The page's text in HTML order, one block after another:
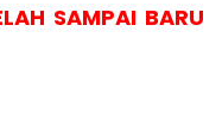
SAMPAI BARU